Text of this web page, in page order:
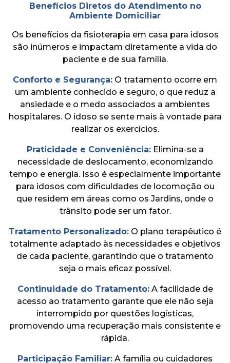
Benefícios Diretos do Atendimento no
Ambiente Domiciliar
Os benefícios da fisioterapia em casa para idosos
são inúmeros e impactam diretamente a vida do
paciente e de sua família.
Conforto e Segurança: O tratamento ocorre em
um ambiente conhecido e seguro, o que reduz a
ansiedade e o medo associados a ambientes
hospitalares. O idoso se sente mais à vontade para
realizar os exercícios.
Praticidade e Conveniência:Elimina-se a
necessidade de deslocamento, economizando
tempo e energia. Isso é especialmente importante
para idosos com dificuldades de locomoção ou
que residem em áreas como os Jardins, onde o
trânsito pode ser um fator.
Tratamento Personalizado: O plano terapêutico é
totalmente adaptado às necessidades e objetivos
de cada paciente, garantindo que o tratamento
seja o mais eficaz possível.
Continuidade do Tratamento:A facilidade de
acesso ao tratamento garante que ele não seja
interrompido por questões logísticas,
promovendo uma recuperação mais consistente e
rápida.
Participação Familiar: A família ou cuidadores